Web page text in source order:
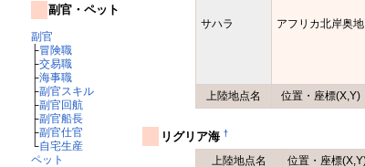
副官・ペット
副官
├冒険職
├交易職
├海事職
├副官スキル
├副官回航
├副官船長
├副官仕官
└自宅生産
ペット
上陸地点名 位置・座標(X,Y)
サハラ アフリカ北岸奥地
リグリア海 †
上陸地点名 位置・座標